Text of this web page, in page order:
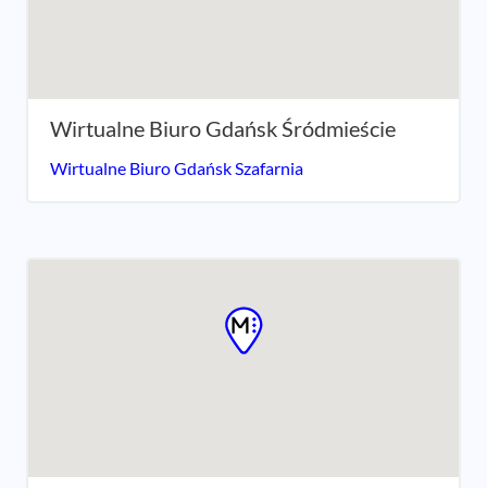
Wirtualne Biuro Gdańsk Śródmieście
Wirtualne Biuro Gdańsk Szafarnia